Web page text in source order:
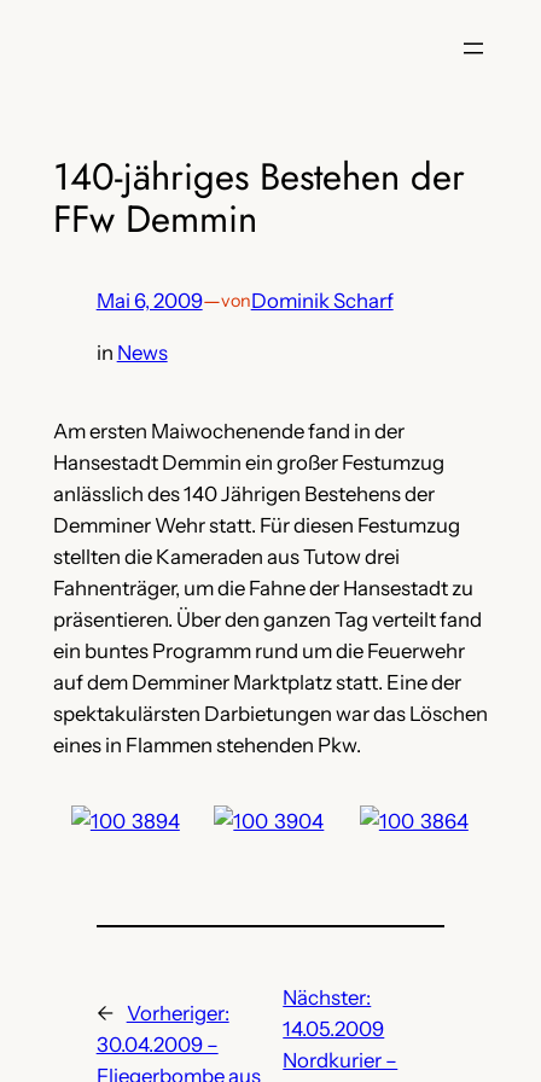
140-jähriges Bestehen der
FFw Demmin
Mai 6, 2009—vonDominik Scharf
in News
Am ersten Maiwochenende fand in der
Hansestadt Demmin ein großer Festumzug
anlässlich des 140 Jährigen Bestehens der
Demminer Wehr statt. Für diesen Festumzug
stellten die Kameraden aus Tutow drei
Fahnenträger, um die Fahne der Hansestadt zu
präsentieren. Über den ganzen Tag verteilt fand
ein buntes Programm rund um die Feuerwehr
auf dem Demminer Marktplatz statt. Eine der
spektakulärsten Darbietungen war das Löschen
eines in Flammen stehenden Pkw.
← Vorheriger:
30.04.2009 –
Fliegerbombe aus
Nächster:
14.05.2009
Nordkurier –